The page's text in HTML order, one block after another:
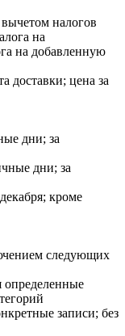
налогов
на
на добавленную
доставки; цена за
дни; за
дни; за
кроме
следующих
записи; без